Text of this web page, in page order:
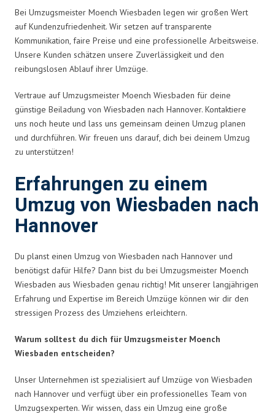
Bei Umzugsmeister Moench Wiesbaden legen wir großen Wert
auf Kundenzufriedenheit. Wir setzen auf transparente
Kommunikation, faire Preise und eine professionelle Arbeitsweise.
Unsere Kunden schätzen unsere Zuverlässigkeit und den
reibungslosen Ablauf ihrer Umzüge.
Vertraue auf Umzugsmeister Moench Wiesbaden für deine
günstige Beiladung von Wiesbaden nach Hannover. Kontaktiere
uns noch heute und lass uns gemeinsam deinen Umzug planen
und durchführen. Wir freuen uns darauf, dich bei deinem Umzug
zu unterstützen!
Erfahrungen zu einem
Umzug von Wiesbaden nach
Hannover
Du planst einen Umzug von Wiesbaden nach Hannover und
benötigst dafür Hilfe? Dann bist du bei Umzugsmeister Moench
Wiesbaden aus Wiesbaden genau richtig! Mit unserer langjährigen
Erfahrung und Expertise im Bereich Umzüge können wir dir den
stressigen Prozess des Umziehens erleichtern.
Warum solltest du dich für Umzugsmeister Moench
Wiesbaden entscheiden?
Unser Unternehmen ist spezialisiert auf Umzüge von Wiesbaden
nach Hannover und verfügt über ein professionelles Team von
Umzugsexperten. Wir wissen, dass ein Umzug eine große